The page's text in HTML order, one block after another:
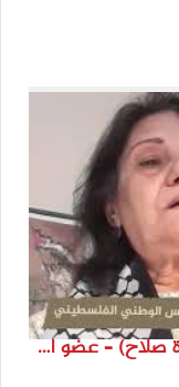
انتماء 2020: فريال الشيخ سليم(سميرة صلاح) – عضو المجلس الوطني الفلسطيني – لبنان